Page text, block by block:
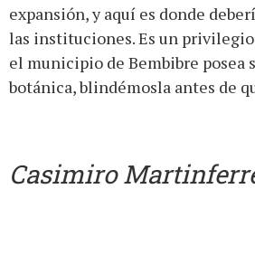
expansión, y aquí es donde
las instituciones. Es un
el municipio de Bembibre posea
botánica, blindémosla antes de
Casimiro